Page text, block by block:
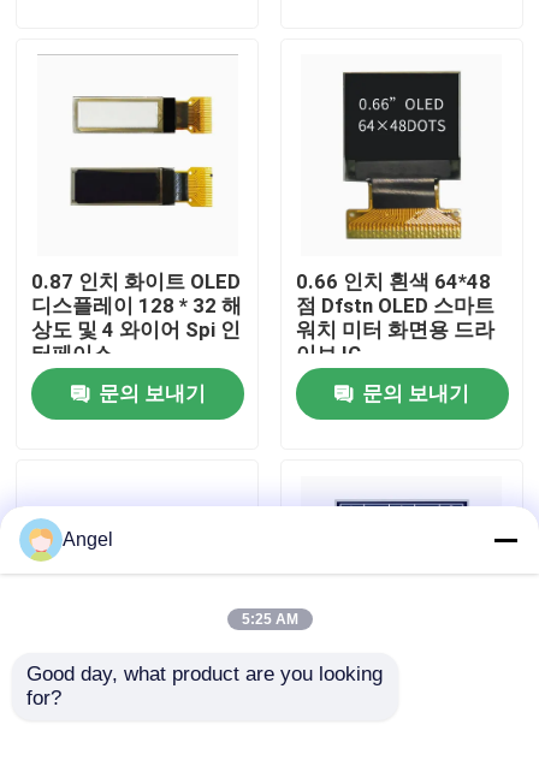
VR 전시회
우리에 대하여
품질 관리
인용문을 요구하세요
0.87 인치 화이트 OLED
디스플레이 128 * 32 해
상도 및 4 와이어 Spi 인
터페이스
문의 보내기
0.66 인치 흰색 64*48
점 Dfstn OLED 스마트
워치 미터 화면용 드라
이브 IC
문의 보내기
0.69인치 화이트/블루/
Angel
5:25 AM
Good day, what product are you looking
for?